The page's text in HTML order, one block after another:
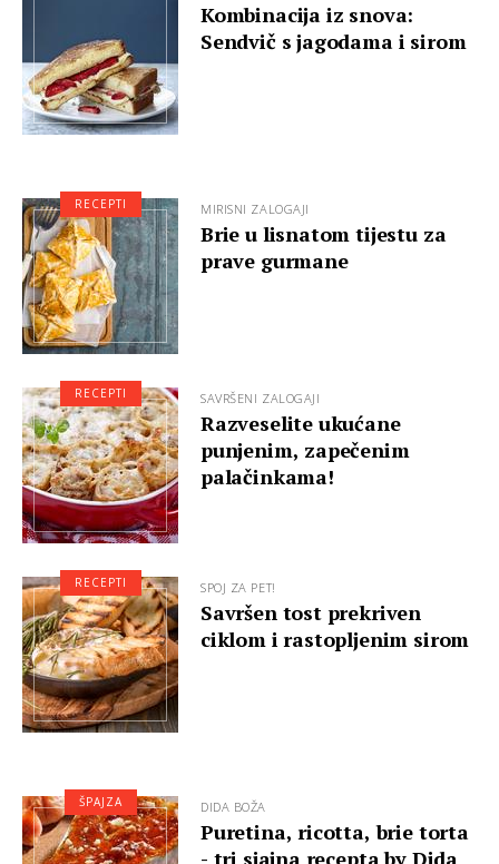
Kombinacija iz snova:
Sendvič s jagodama i sirom
MIRISNI ZALOGAJI
Brie u lisnatom tijestu za
prave gurmane
RECEPTI
SAVRŠENI ZALOGAJI
Razveselite ukućane
punjenim, zapečenim
palačinkama!
RECEPTI
SPOJ ZA PET!
Savršen tost prekriven
ciklom i rastopljenim sirom
RECEPTI
DIDA BOŽA
Puretina, ricotta, brie torta
- tri sjajna recepta by Dida
ŠPAJZA